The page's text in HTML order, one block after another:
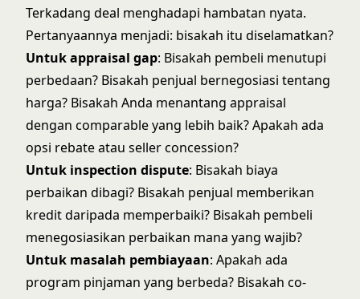
Terkadang deal menghadapi hambatan nyata.
Pertanyaannya menjadi: bisakah itu diselamatkan?
Untuk appraisal gap: Bisakah pembeli menutupi
perbedaan? Bisakah penjual bernegosiasi tentang
harga? Bisakah Anda menantang appraisal
dengan comparable yang lebih baik? Apakah ada
opsi rebate atau seller concession?
Untuk inspection dispute: Bisakah biaya
perbaikan dibagi? Bisakah penjual memberikan
kredit daripada memperbaiki? Bisakah pembeli
menegosiasikan perbaikan mana yang wajib?
Untuk masalah pembiayaan: Apakah ada
program pinjaman yang berbeda? Bisakah co-